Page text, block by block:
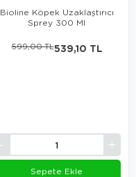
Bioline Köpek Uzaklaştırıcı
Sprey 300 Ml
539,10 TL
599,00 TL
Sepete Ekle